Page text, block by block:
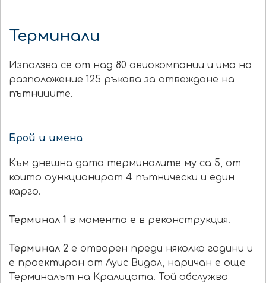
Терминали
Използва се от над 80 авиокомпании и има на
разположение 125 ръкава за отвеждане на
пътниците.
Брой и имена
Към днешна дата терминалите му са 5, от
които функционират 4 пътнически и един
карго.
Терминал 1 в момента е в реконструкция.
Терминал 2 е отворен преди няколко години и
е проектиран от Луис Видал, наричан е още
Терминалът на Кралицата. Той обслужва